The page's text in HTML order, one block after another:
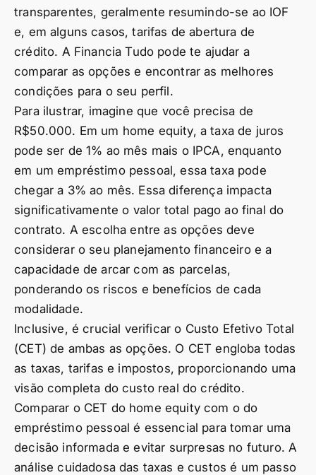
transparentes, geralmente resumindo-se ao IOF
e, em alguns casos, tarifas de abertura de
crédito. A Financia Tudo pode te ajudar a
comparar as opções e encontrar as melhores
condições para o seu perfil.
Para ilustrar, imagine que você precisa de
R$50.000. Em um home equity, a taxa de juros
pode ser de 1% ao mês mais o IPCA, enquanto
em um empréstimo pessoal, essa taxa pode
chegar a 3% ao mês. Essa diferença impacta
significativamente o valor total pago ao final do
contrato. A escolha entre as opções deve
considerar o seu planejamento financeiro e a
capacidade de arcar com as parcelas,
ponderando os riscos e benefícios de cada
modalidade.
Inclusive, é crucial verificar o Custo Efetivo Total
(CET) de ambas as opções. O CET engloba todas
as taxas, tarifas e impostos, proporcionando uma
visão completa do custo real do crédito.
Comparar o CET do home equity com o do
empréstimo pessoal é essencial para tomar uma
decisão informada e evitar surpresas no futuro. A
análise cuidadosa das taxas e custos é um passo